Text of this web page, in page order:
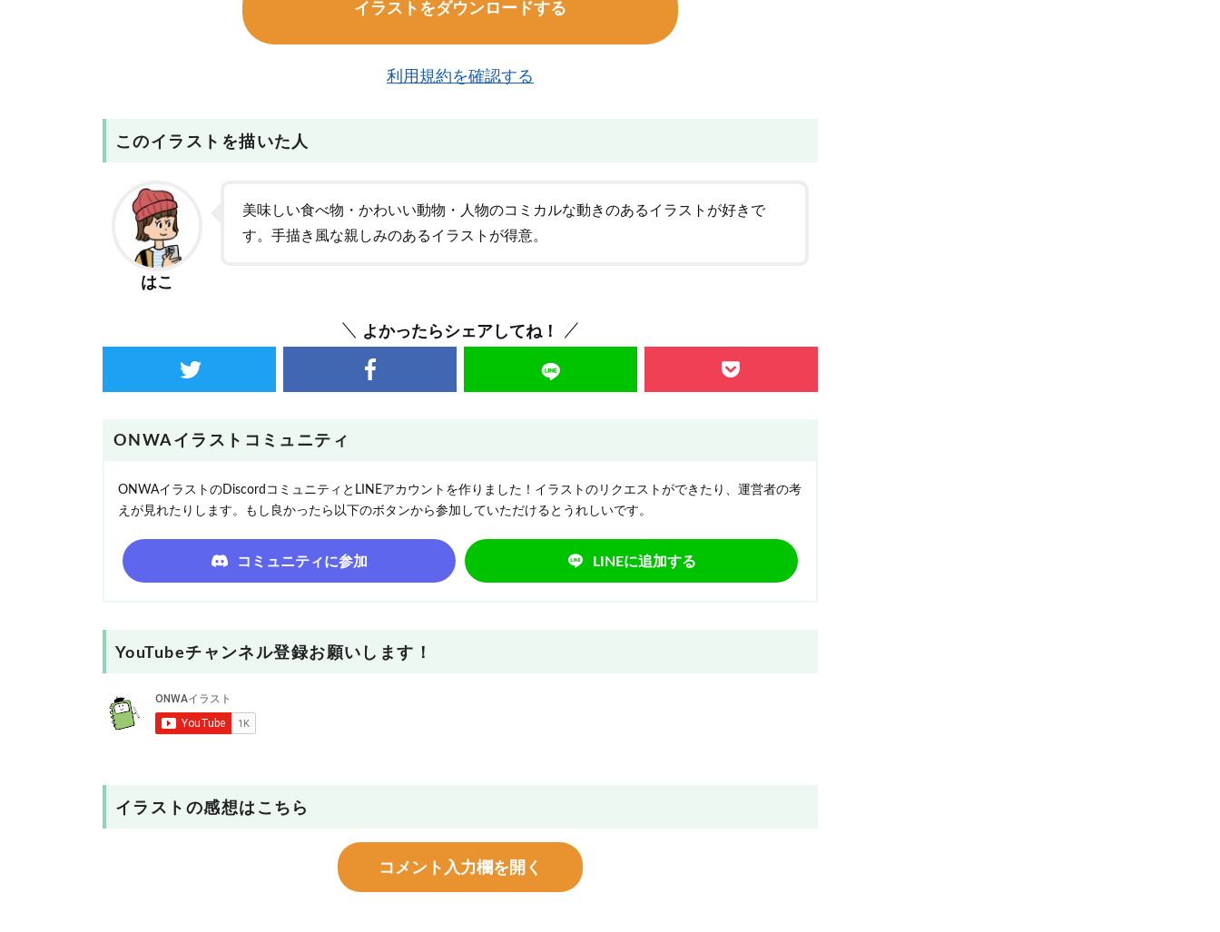
イラストをダウンロードする
利用規約を確認する
このイラストを描いた人
はこ
美味しい食べ物・かわいい動物・人物のコミカルな動きのあるイラストが好きで
す。手描き風な親しみのあるイラストが得意。
よかったらシェアしてね！
ONWAイラストコミュニティ
ONWAイラストのDiscordコミュニティとLINEアカウントを作りました！イラストのリクエストができたり、運営者の考
えが見れたりします。もし良かったら以下のボタンから参加していただけるとうれしいです。
コミュニティに参加 LINEに追加する
YouTubeチャンネル登録お願いします！
イラストの感想はこちら
コメント入力欄を開く